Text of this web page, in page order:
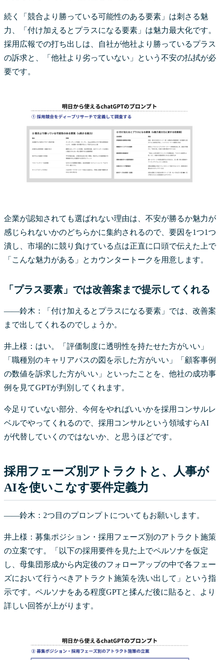
続く「競合より勝っている可能性のある要素」は刺さる魅
力、「付け加えるとプラスになる要素」は魅力最大化です。
採用広報での打ち出しは、自社が他社より勝っているプラス
の訴求と、「他社より劣っていない」という不安の払拭が必
要です。
企業が認知されても選ばれない理由は、不安が勝るか魅力が
感じられないかのどちらかに集約されるので、要因を1つ1つ
潰し、市場的に競り負けている点は正直に口頭で伝えた上で
「こんな魅力がある」とカウンタートークを用意します。
「プラス要素」では改善案まで提示してくれる
――鈴木：「付け加えるとプラスになる要素」では、改善案
まで出してくれるのでしょうか。
井上様：はい。「評価制度に透明性を持たせた方がいい」
「職種別のキャリアパスの図を示した方がいい」「顧客事例
の数値を訴求した方がいい」といったことを、他社の成功事
例を見てGPTが判別してくれます。
今足りていない部分、今何をやればいいかを採用コンサルレ
ベルでやってくれるので、採用コンサルという領域すらAI
が代替していくのではないか、と思うほどです。
採用フェーズ別アトラクトと、人事が
AIを使いこなす要件定義力
――鈴木：2つ目のプロンプトについてもお願いします。
井上様：募集ポジション・採用フェーズ別のアトラクト施策
の立案です。「以下の採用要件を見た上でペルソナを仮定
し、母集団形成から内定後のフォローアップの中で各フェー
ズにおいて行うべきアトラクト施策を洗い出して」という指
示です。ペルソナをある程度GPTと揉んだ後に貼ると、より
詳しい回答が上がります。